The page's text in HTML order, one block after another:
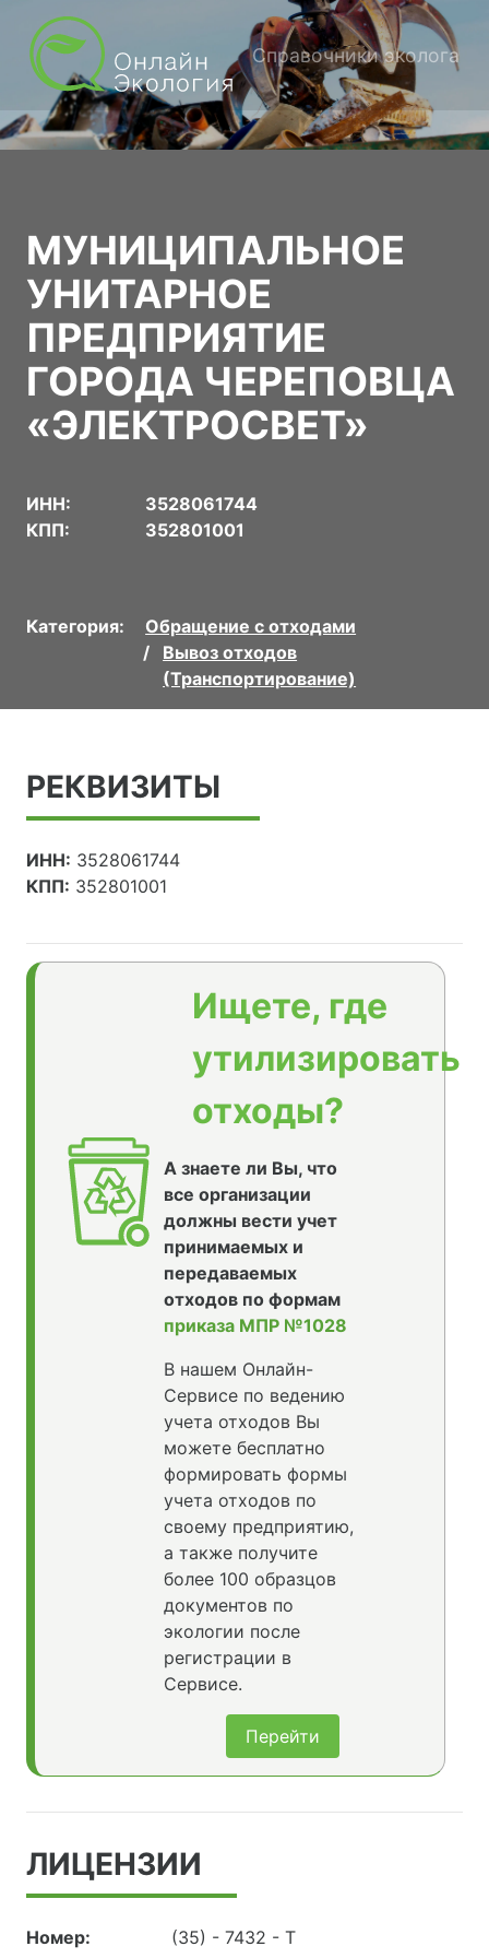
Справочники эколога
МУНИЦИПАЛЬНОЕ
УНИТАРНОЕ
ПРЕДПРИЯТИЕ
ГОРОДА ЧЕРЕПОВЦА
«ЭЛЕКТРОСВЕТ»
ИНН:
3528061744
КПП:
352801001
Категория:
Обращение с отходами
Вывоз отходов
(Транспортирование)
РЕКВИЗИТЫ
ИНН: 3528061744
КПП: 352801001
Ищете, где
утилизировать
отходы?
А знаете ли Вы, что
все организации
должны вести учет
принимаемых и
передаваемых
отходов по формам
приказа МПР №1028
В нашем Онлайн-
Сервисе по ведению
учета отходов Вы
можете бесплатно
формировать формы
учета отходов по
своему предприятию,
а также получите
более 100 образцов
документов по
экологии после
регистрации в
Сервисе.
Перейти
ЛИЦЕНЗИИ
Номер: (35) - 7432 - Т